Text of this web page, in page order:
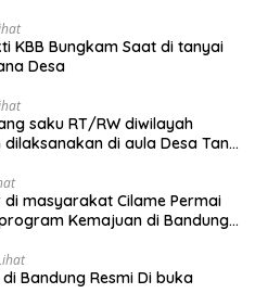
KBB Bungkam Saat di tanyai
Desa
saku RT/RW diwilayah
di aula Desa Tani
di masyarakat Cilame Permai
Kemajuan di Bandung
Bandung Resmi Di buka